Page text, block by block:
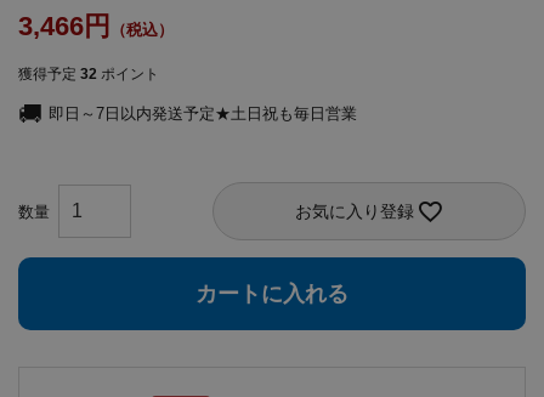
3,466
獲得予定 32 ポイント
即日～7日以内発送予定★土日祝も毎日営業
お気に入り登録
カートに入れる